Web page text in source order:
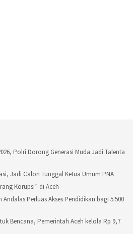
Polri Dorong Generasi Muda Jadi Talenta
Jadi Calon Tunggal Ketua Umum PNA
Korupsi” di Aceh
Andalas Perluas Akses Pendidikan bagi 5.500
Bencana, Pemerintah Aceh kelola Rp 9,7